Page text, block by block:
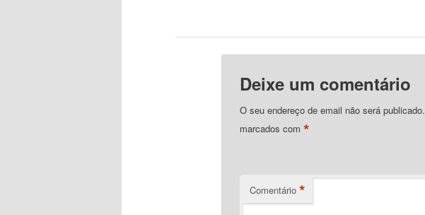
Deixe um comentário
O seu endereço de email não será publicado.
marcados com *
Comentário *